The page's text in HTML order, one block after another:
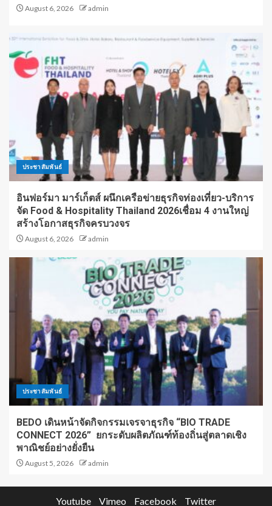
August 6, 2026 admin
ประชาสัมพันธ์
อินฟอร์มา มาร์เก็ตส์ ผนึกเครือข่ายธุรกิจท่องเที่ยว-บริการ
จัด Food & Hospitality Thailand 2026เชื่อม 4 งานใหญ่
สร้างโอกาสธุรกิจครบวงจร
August 6, 2026 admin
ประชาสัมพันธ์
BEDO เดินหน้าจัดกิจกรรมเจรจาธุรกิจ “BIO TRADE
CONNECT 2026” ยกระดับผลิตภัณฑ์ท้องถิ่นสู่ตลาดเชิง
พาณิชย์อย่างยั่งยืน
August 5, 2026 admin
Youtube Vimeo Facebook Twitter